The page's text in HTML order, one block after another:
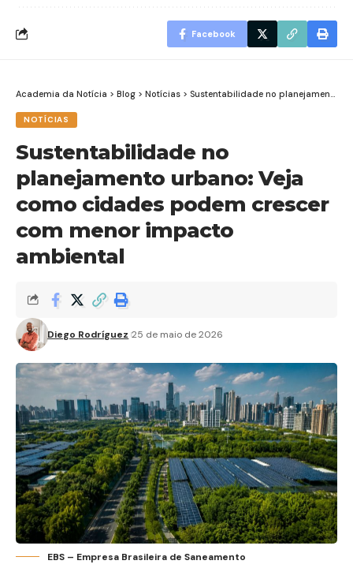
Facebook
Academia da Notícia > Blog > Notícias > Sustentabilidade no planejamento urbano: Veja como cidades podem crescer com menor impacto ambiental
NOTÍCIAS
Sustentabilidade no
planejamento urbano: Veja
como cidades podem crescer
com menor impacto
ambiental
Diego Rodríguez 25 de maio de 2026
EBS – Empresa Brasileira de Saneamento